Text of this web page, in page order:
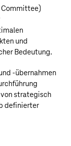
Committee)
und
Bedeutung.
-übernahmen
strategisch
definierter